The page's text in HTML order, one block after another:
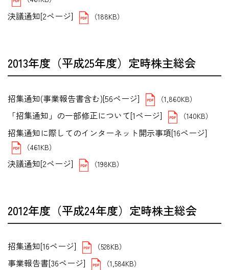
決議通知[2ページ] （188KB）
2013年度（平成25年度）定時株主総会
招集通知(事業報告書含む)[56ページ] （1,860KB）
「招集通知」の一部修正について[1ページ] （140KB）
招集通知に際してのインターネット開示事項[16ページ]
（461KB）
決議通知[2ページ] （198KB）
2012年度（平成24年度）定時株主総会
招集通知[16ページ] （528KB）
事業報告書[36ページ] （1,584KB）